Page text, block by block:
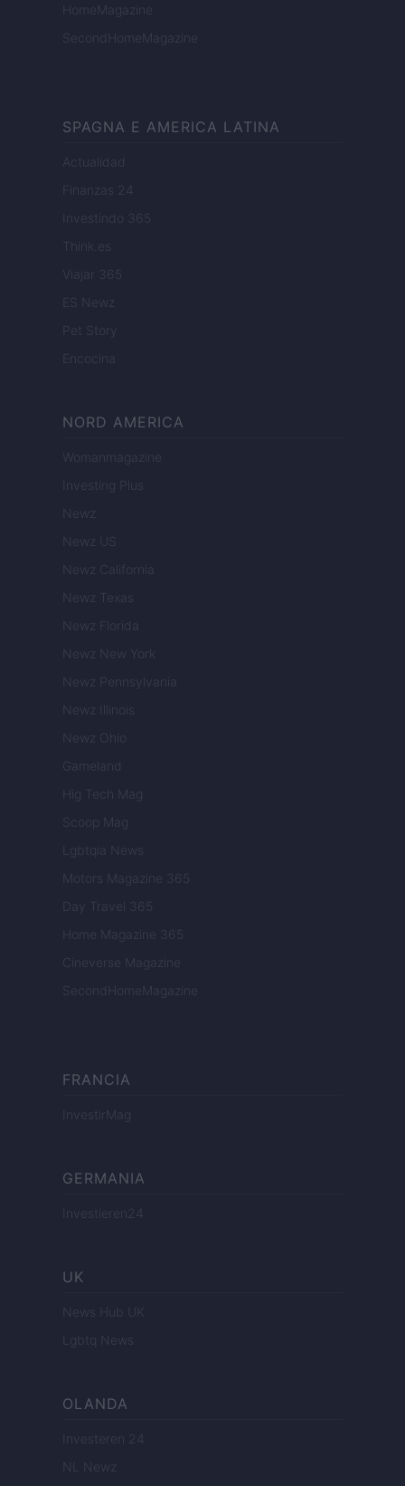
HomeMagazine
SecondHomeMagazine
SPAGNA E AMERICA LATINA
Actualidad
Finanzas 24
Investindo 365
Think.es
Viajar 365
ES Newz
Pet Story
Encocina
NORD AMERICA
Womanmagazine
Investing Plus
Newz
Newz US
Newz California
Newz Texas
Newz Florida
Newz New York
Newz Pennsylvania
Newz Illinois
Newz Ohio
Gameland
Hig Tech Mag
Scoop Mag
Lgbtqia News
Motors Magazine 365
Day Travel 365
Home Magazine 365
Cineverse Magazine
SecondHomeMagazine
FRANCIA
InvestirMag
GERMANIA
Investieren24
UK
News Hub UK
Lgbtq News
OLANDA
Investeren 24
NL Newz